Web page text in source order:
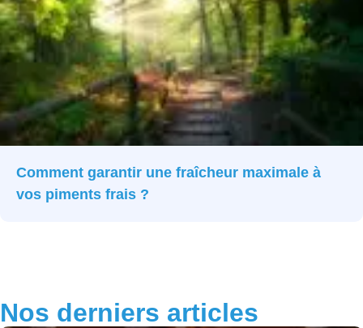
Comment garantir une fraîcheur maximale à
vos piments frais ?
Nos derniers articles